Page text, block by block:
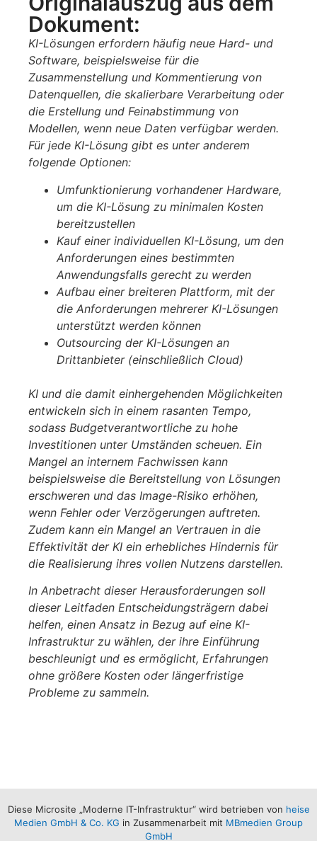
Dokument:
KI-Lösungen erfordern häufig neue Hard- und
Software, beispielsweise für die
Zusammenstellung und Kommentierung von
Datenquellen, die skalierbare Verarbeitung oder
die Erstellung und Feinabstimmung von
Modellen, wenn neue Daten verfügbar werden.
Für jede KI-Lösung gibt es unter anderem
folgende Optionen:
Umfunktionierung vorhandener Hardware,
um die KI-Lösung zu minimalen Kosten
bereitzustellen
Kauf einer individuellen KI-Lösung, um den
Anforderungen eines bestimmten
Anwendungsfalls gerecht zu werden
Aufbau einer breiteren Plattform, mit der
die Anforderungen mehrerer KI-Lösungen
unterstützt werden können
Outsourcing der KI-Lösungen an
Drittanbieter (einschließlich Cloud)
KI und die damit einhergehenden Möglichkeiten
entwickeln sich in einem rasanten Tempo,
sodass Budgetverantwortliche zu hohe
Investitionen unter Umständen scheuen. Ein
Mangel an internem Fachwissen kann
beispielsweise die Bereitstellung von Lösungen
erschweren und das Image-Risiko erhöhen,
wenn Fehler oder Verzögerungen auftreten.
Zudem kann ein Mangel an Vertrauen in die
Effektivität der KI ein erhebliches Hindernis für
die Realisierung ihres vollen Nutzens darstellen.
In Anbetracht dieser Herausforderungen soll
dieser Leitfaden Entscheidungsträgern dabei
helfen, einen Ansatz in Bezug auf eine KI-
Infrastruktur zu wählen, der ihre Einführung
beschleunigt und es ermöglicht, Erfahrungen
ohne größere Kosten oder längerfristige
Probleme zu sammeln.
Diese Microsite „Moderne IT-Infrastruktur“ wird betrieben von heise
Medien GmbH & Co. KG in Zusammenarbeit mit MBmedien Group
GmbH